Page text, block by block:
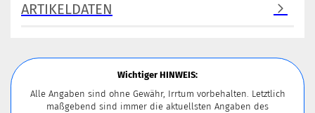
ARTIKELDATEN
Wichtiger HINWEIS:
Alle Angaben sind ohne Gewähr, Irrtum vorbehalten. Letztlich
maßgebend sind immer die aktuellsten Angaben des